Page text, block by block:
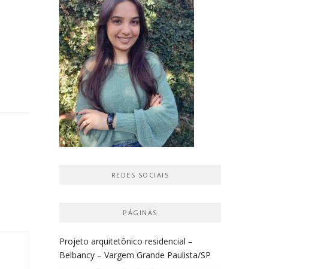
REDES SOCIAIS
PÁGINAS
Projeto arquitetônico residencial –
Belbancy – Vargem Grande Paulista/SP